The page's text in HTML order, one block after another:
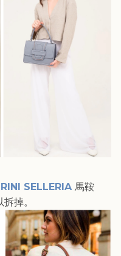
SELLERIA 馬鞍
掉。